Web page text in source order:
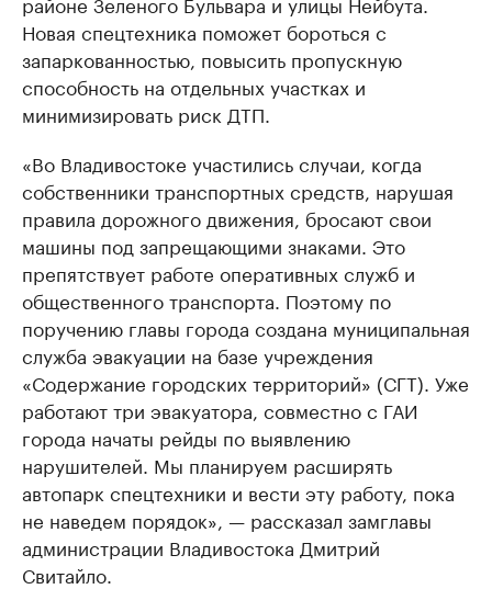
Новая спецтехника поможет бороться с
запаркованностью, повысить пропускную
способность на отдельных участках и
минимизировать риск ДТП.
«Во Владивостоке участились случаи, когда
собственники транспортных средств, нарушая
правила дорожного движения, бросают свои
машины под запрещающими знаками. Это
препятствует работе оперативных служб и
общественного транспорта. Поэтому по
поручению главы города создана муниципальная
служба эвакуации на базе учреждения
«Содержание городских территорий» (СГТ). Уже
работают три эвакуатора, совместно с ГАИ
города начаты рейды по выявлению
нарушителей. Мы планируем расширять
автопарк спецтехники и вести эту работу, пока
не наведем порядок», — рассказал замглавы
администрации Владивостока Дмитрий
Свитайло.